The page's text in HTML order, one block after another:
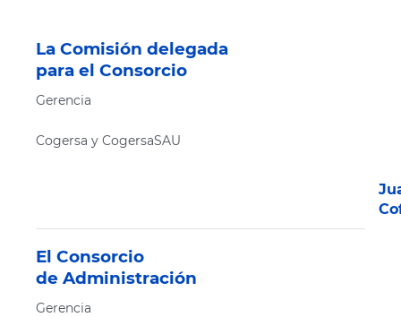
La Comisión delegada
para el Consorcio
Gerencia
Cogersa y CogersaSAU
El Consorcio
de Administración
Gerencia